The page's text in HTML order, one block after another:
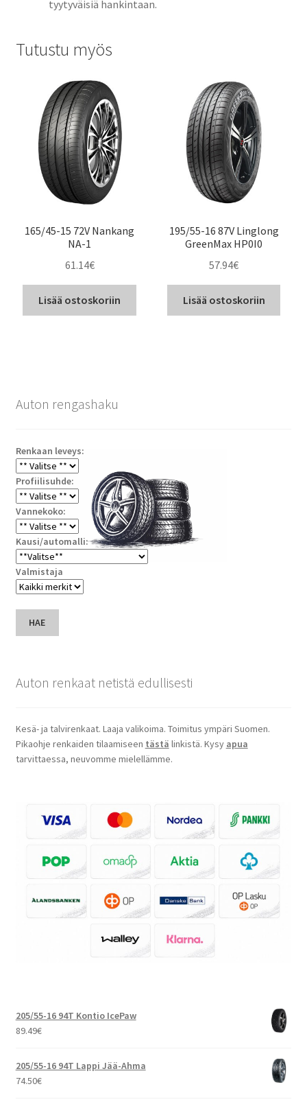
tyytyväisiä hankintaan.
Tutustu myös
165/45-15 72V Nankang
NA-1
61.14€
Lisää ostoskoriin
195/55-16 87V Linglong
GreenMax HP0I0
57.94€
Lisää ostoskoriin
Auton rengashaku
Renkaan leveys:
Profiilisuhde:
Vannekoko:
Kausi/automalli:
Valmistaja
HAE
Auton renkaat netistä edullisesti
Kesä- ja talvirenkaat. Laaja valikoima. Toimitus ympäri Suomen.
Pikaohje renkaiden tilaamiseen tästä linkistä. Kysy apua
tarvittaessa, neuvomme mielellämme.
205/55-16 94T Kontio IcePaw
89.49€
205/55-16 94T Lappi Jää-Ahma
74.50€